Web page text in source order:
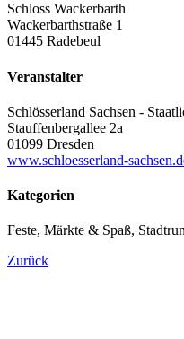
Schloss Wackerbarth
Wackerbarthstraße 1
01445 Radebeul
Veranstalter
Schlösserland Sachsen -
Stauffenbergallee 2a
01099 Dresden
www.schloesserland-
Kategorien
Feste, Märkte & Spaß,
Zurück